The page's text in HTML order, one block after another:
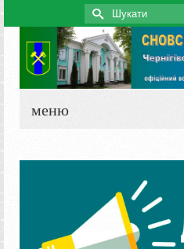
Search
for:
меню